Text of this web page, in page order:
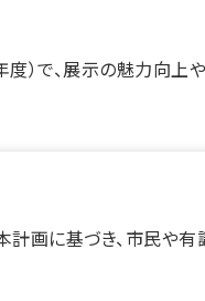
）で、展示の魅力向上
計画に基づき、市民や